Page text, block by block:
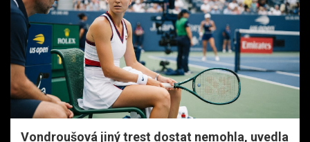
Vondroušová jiný trest dostat nemohla, uvedla